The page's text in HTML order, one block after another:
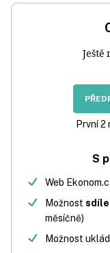
Ještě
První 2
S
Web
Možnost
měsíčně)
Možnost